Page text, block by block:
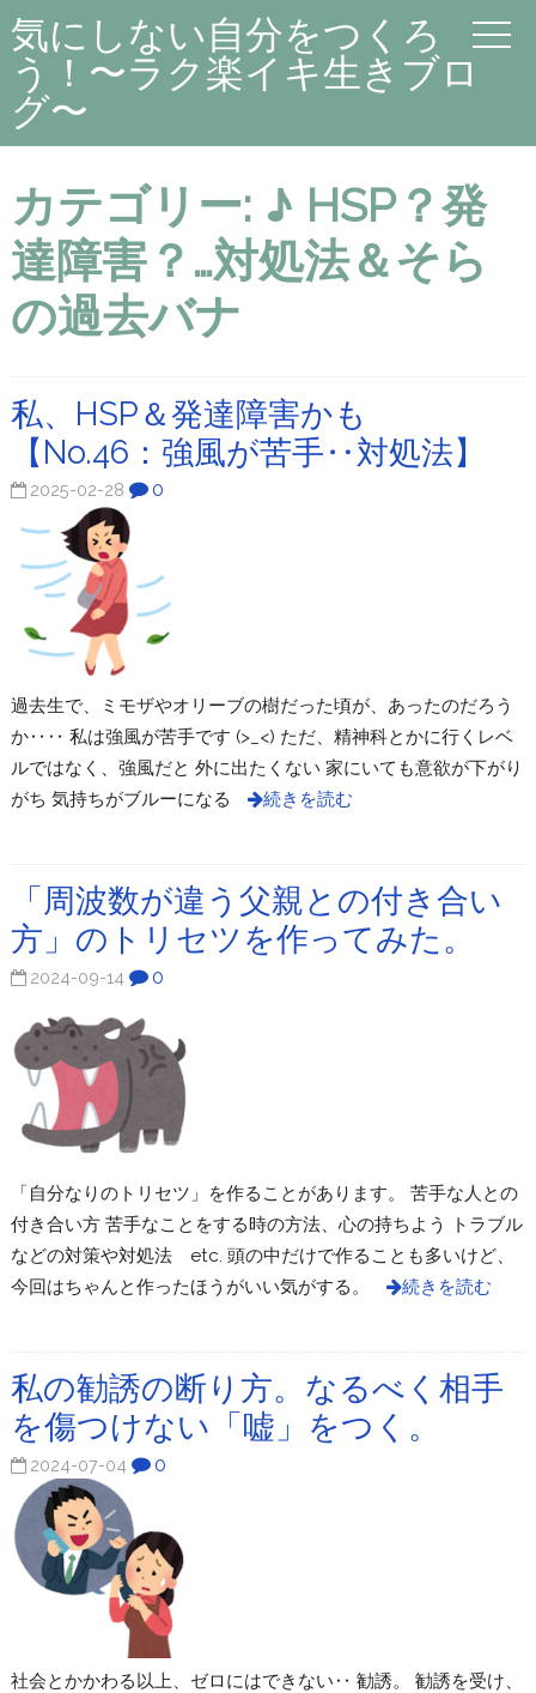
気にしない自分をつくろ
う！〜ラク楽イキ生きブロ
グ〜
カテゴリー: ♪ HSP？発
達障害？…対処法＆そら
の過去バナ
私、HSP＆発達障害かも
【No.46：強風が苦手‥対処法】
2025-02-28 0
過去生で、ミモザやオリーブの樹だった頃が、あったのだろう
か‥‥ 私は強風が苦手です (>_<) ただ、精神科とかに行くレベ
ルではなく、強風だと 外に出たくない 家にいても意欲が下がり
がち 気持ちがブルーになる
続きを読む
「周波数が違う父親との付き合い
方」のトリセツを作ってみた。
2024-09-14 0
「自分なりのトリセツ」を作ることがあります。 苦手な人との
付き合い方 苦手なことをする時の方法、心の持ちよう トラブル
などの対策や対処法 etc. 頭の中だけで作ることも多いけど、
今回はちゃんと作ったほうがいい気がする。
続きを読む
私の勧誘の断り方。なるべく相手
を傷つけない「嘘」をつく。
2024-07-04 0
社会とかかわる以上、ゼロにはできない‥ 勧誘。 勧誘を受け、